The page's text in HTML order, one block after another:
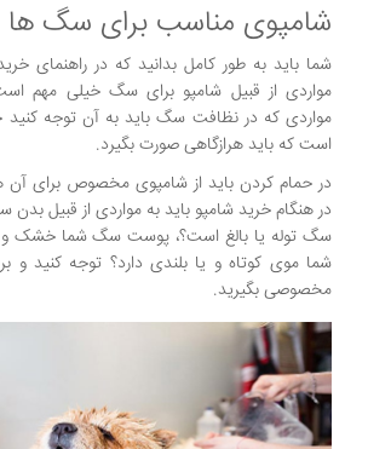
شامپوی مناسب برای سگ ها
شما باید به طور کامل بدانید که در راهنمای
مواردی از قبیل شامپو برای سگ خیلی مهم
مواردی که در نظافت سگ باید به آن توجه
است که باید هرازگاهی صورت بگیرد.
در حمام کردن باید از شامپوی مخصوص برای آن
در هنگام خرید شامپو باید به مواردی از قبیل
سگ توله یا بالغ است؟، پوست سگ شما خشک
شما موی کوتاه و یا بلندی دارد؟ توجه کنید و
مخصوصی بگیرید.